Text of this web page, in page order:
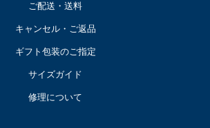
ご配送・送料
キャンセル・ご返品
ギフト包装のご指定
サイズガイド
修理について